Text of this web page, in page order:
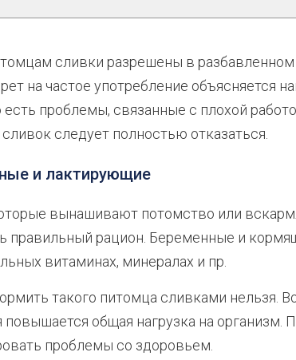
сливки разрешены в разбавленном
на частое употребление объясняется
проблемы, связанные с плохой
следует полностью отказаться.
и лактирующие
вынашивают потомство или
правильный рацион. Беременные и
витаминах, минералах и пр.
такого питомца сливками нельзя.
повышается общая нагрузка на
проблемы со здоровьем.